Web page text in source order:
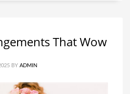
That Wow
BY ADMIN